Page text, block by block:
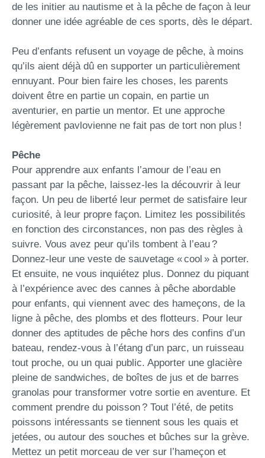
de les initier au nautisme et à la pêche de façon à leur
donner une idée agréable de ces sports, dès le départ.
Peu d’enfants refusent un voyage de pêche, à moins
qu’ils aient déjà dû en supporter un particulièrement
ennuyant. Pour bien faire les choses, les parents
doivent être en partie un copain, en partie un
aventurier, en partie un mentor. Et une approche
légèrement pavlovienne ne fait pas de tort non plus !
Pêche
Pour apprendre aux enfants l’amour de l’eau en
passant par la pêche, laissez-les la découvrir à leur
façon. Un peu de liberté leur permet de satisfaire leur
curiosité, à leur propre façon. Limitez les possibilités
en fonction des circonstances, non pas des règles à
suivre. Vous avez peur qu’ils tombent à l’eau ?
Donnez-leur une veste de sauvetage « cool » à porter.
Et ensuite, ne vous inquiétez plus. Donnez du piquant
à l’expérience avec des cannes à pêche abordable
pour enfants, qui viennent avec des hameçons, de la
ligne à pêche, des plombs et des flotteurs. Pour leur
donner des aptitudes de pêche hors des confins d’un
bateau, rendez-vous à l’étang d’un parc, un ruisseau
tout proche, ou un quai public. Apporter une glacière
pleine de sandwiches, de boîtes de jus et de barres
granolas pour transformer votre sortie en aventure. Et
comment prendre du poisson ? Tout l’été, de petits
poissons intéressants se tiennent sous les quais et
jetées, ou autour des souches et bûches sur la grève.
Mettez un petit morceau de ver sur l’hameçon et